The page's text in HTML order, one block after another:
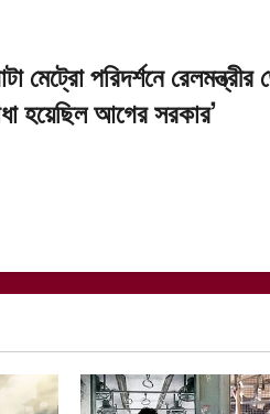
মেট্রো পরিদর্শনে
হয়েছিল আগের সরকার’